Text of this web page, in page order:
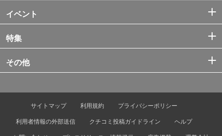
イベント
特集
その他
サイトマップ 利用規約
プライバシーポリシー
利用者情報の外部送信
クチコミ投稿ガイドライン
ヘルプ